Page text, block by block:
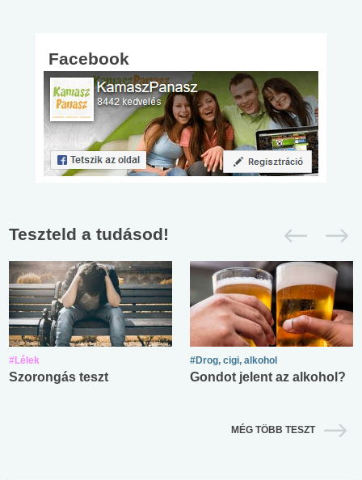
Facebook
Teszteld a tudásod!
#Lélek
Szorongás teszt
#Drog, cigi, alkohol
Gondot jelent az alkohol?
MÉG TÖBB TESZT